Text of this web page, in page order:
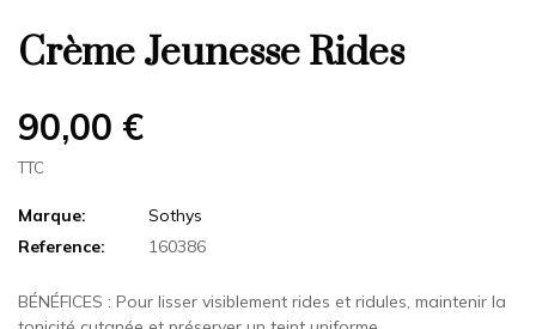
Crème Jeunesse Rides
90,00 €
TTC
Marque:
Sothys
Reference:
160386
BÉNÉFICES : Pour lisser visiblement rides et ridules, maintenir la